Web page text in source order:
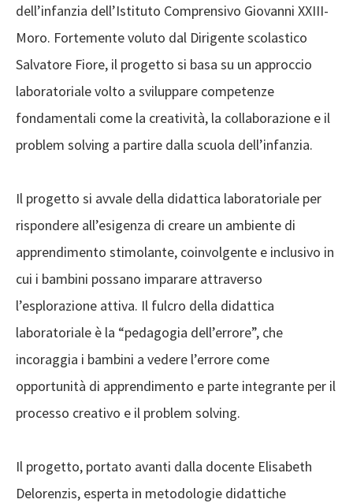
dell’infanzia dell’Istituto Comprensivo Giovanni XXIII-
Moro. Fortemente voluto dal Dirigente scolastico
Salvatore Fiore, il progetto si basa su un approccio
laboratoriale volto a sviluppare competenze
fondamentali come la creatività, la collaborazione e il
problem solving a partire dalla scuola dell’infanzia.
Il progetto si avvale della didattica laboratoriale per
rispondere all’esigenza di creare un ambiente di
apprendimento stimolante, coinvolgente e inclusivo in
cui i bambini possano imparare attraverso
l’esplorazione attiva. Il fulcro della didattica
laboratoriale è la “pedagogia dell’errore”, che
incoraggia i bambini a vedere l’errore come
opportunità di apprendimento e parte integrante per il
processo creativo e il problem solving.
Il progetto, portato avanti dalla docente Elisabeth
Delorenzis, esperta in metodologie didattiche